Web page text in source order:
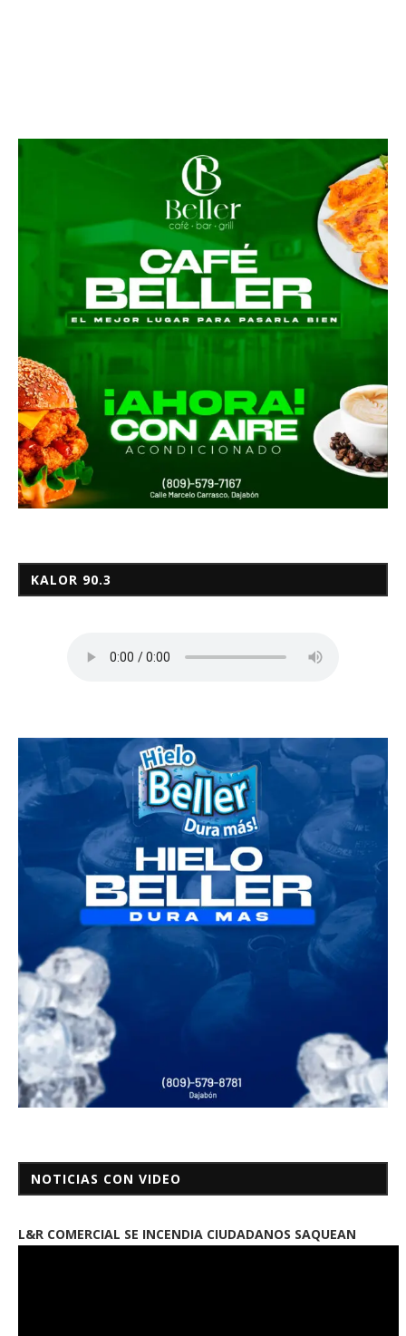
KALOR 90.3
NOTICIAS CON VIDEO
L&R COMERCIAL SE INCENDIA CIUDADANOS SAQUEAN